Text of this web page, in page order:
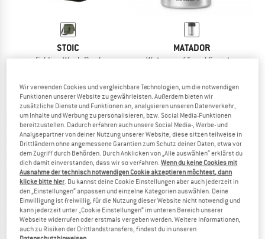
STOIC
Folding Wash Bowl
16,95 € ab 4,24 €
4,7(14)
MATADOR
Waterproof Travel Canister
12,95 €
5,0(1)
Wir verwenden Cookies und vergleichbare Technologien, um die notwendigen
Funktionen unserer Website zu gewährleisten. Außerdem bieten wir
zusätzliche Dienste und Funktionen an, analysieren unseren Datenverkehr,
um Inhalte und Werbung zu personalisieren, bzw. Social Media-Funktionen
bereitzustellen. Dadurch erfahren auch unsere Social Media-, Werbe- und
Analysepartner von deiner Nutzung unserer Website; diese sitzen teilweise in
Drittländern ohne angemessene Garantien zum Schutz deiner Daten, etwa vor
dem Zugriff durch Behörden. Durch Anklicken von „Alle auswählen“ erklärst du
dich damit einverstanden, dass wir so verfahren.Wenn du keine Cookies mit
Ausnahme der technisch notwendigen Cookie akzeptieren möchtest, dann
klicke bitte hier . Du kannst deine Cookie Einstellungen aber auch jederzeit in
den „Einstellungen“ anpassen und einzelne Kategorien auswählen. Deine
Einwilligung ist freiwillig, für die Nutzung dieser Website nicht notwendig und
kann jederzeit unter „Cookie Einstellungen“ im unteren Bereich unserer
Webseite widerrufen oder erstmals vergeben werden. Weitere Informationen,
auch zu Risiken der Drittlandstransfers, findest du in unseren